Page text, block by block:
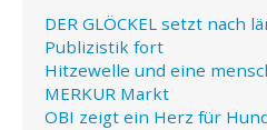
DER GLÖCKEL setzt nach
Publizistik fort
Hitzewelle und eine
MERKUR Markt
OBI zeigt ein Herz für